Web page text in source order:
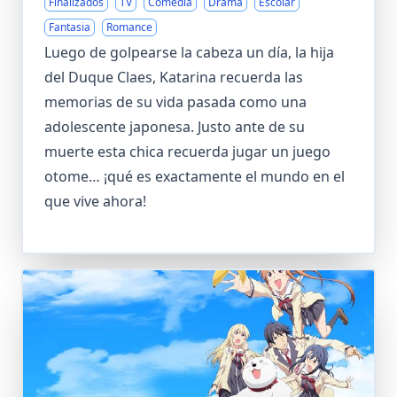
Fantasia
Romance
Luego de golpearse la cabeza un día, la hija
del Duque Claes, Katarina recuerda las
memorias de su vida pasada como una
adolescente japonesa. Justo ante de su
muerte esta chica recuerda jugar un juego
otome… ¡qué es exactamente el mundo en el
que vive ahora!